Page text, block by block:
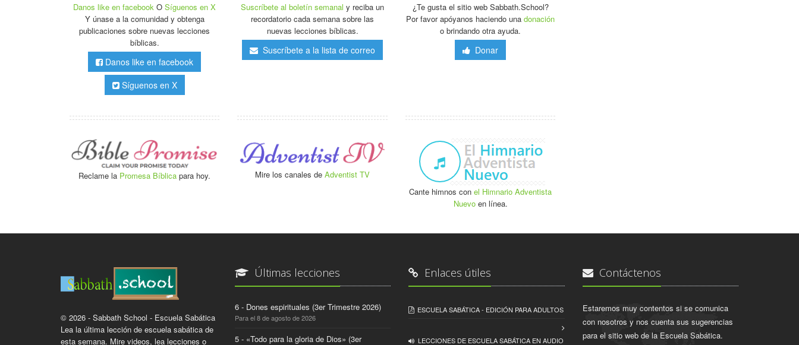
Danos like en facebookOSíguenos en X
Y únase a la comunidad y obtenga
publicaciones sobre nuevas lecciones
bíblicas.
Danos like en facebook
Síguenos en X
Suscríbete al boletín semanal y reciba un
recordatorio cada semana sobre las
nuevas lecciones bíblicas.
Suscríbete a la lista de correo
¿Te gusta el sitio web Sabbath.School?
Por favor apóyanos haciendo unadonación
o brindando otra ayuda.
Donar
Reclame la Promesa Bíblica para hoy. Mire los canales deAdventist TV
Cante himnos conel Himnario Adventista
Nuevoen línea.
© 2026 - Sabbath School - Escuela Sabática
Lea la última lección de escuela sabática de
esta semana. Mire videos, lea lecciones o
Últimas lecciones
6 - Dones espirituales (3er Trimestre 2026)
Para el 8 de agosto de 2026
5 - «Todo para la gloria de Dios» (3er
Enlaces útiles
ESCUELA SABÁTICA - EDICIÓN PARA ADULTOS
LECCIONES DE ESCUELA SABÁTICA EN AUDIO
Contáctenos
Estaremos muy contentos si se comunica
con nosotros y nos cuenta sus sugerencias
para el sitio web de la Escuela Sabática.